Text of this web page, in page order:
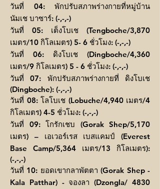
วันที่ 04: พักปรับสภาพร่างกายที่หมู่บ้าน
นัมเช บาซาร์: (-,-,-)
วันที่ 05: เต็งโบเช (Tengboche/3,870
เมตร/10 กิโลเมตร) 5- 6 ชั่วโมง: (-,-,-)
วันที่ 06: ดิงโบเช (Dingboche/4,360
เมตร/9 กิโลเมตร) 5 - 6 ชั่วโมง: (-,-,-)
วันที่ 07: พักปรับสภาพร่างกายที่ ดิงโบเช
(Dingboche): (-,-,-)
วันที่ 08: โลโบเช (Lobuche/4,940 เมตร/4
กิโลเมตร) 4-5 ชั่วโมง: (-,-,-)
วันที่ 09: โกรักเชบ (Gorak Shep/5,170
เมตร) – เอเวอร์เรส เบสแคมป์ (Everest
Base Camp/5,364 เมตร/13 กิโลเมตร):
(-,-,-)
วันที่ 10: ยอดเขากลาพัตตา (Gorak Shep -
Kala Patthar) - จองลา (Dzongla/ 4830